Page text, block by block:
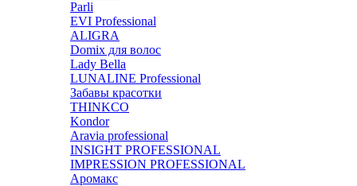
Parli
EVI Professional
ALIGRA
Domix для волос
Lady Bella
LUNALINE Professional
Забавы красотки
THINKCO
Kondor
Aravia professional
INSIGHT PROFESSIONAL
IMPRESSION PROFESSIONAL
Аромакс